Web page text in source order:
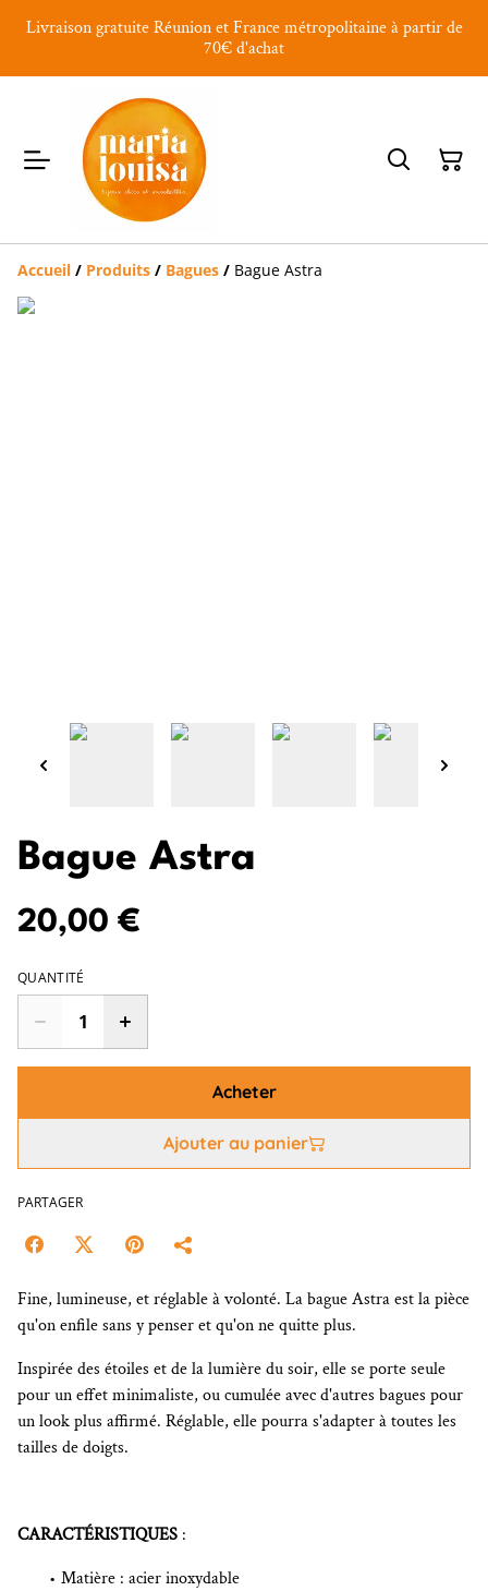
Livraison gratuite Réunion et France métropolitaine à partir de
70€ d'achat
Accueil / Produits / Bagues / Bague Astra
Bague Astra
20,00 €
QUANTITÉ
Acheter
Ajouter au panier
PARTAGER
Fine, lumineuse, et réglable à volonté. La bague Astra est la pièce
qu'on enfile sans y penser et qu'on ne quitte plus.
Inspirée des étoiles et de la lumière du soir, elle se porte seule
pour un effet minimaliste, ou cumulée avec d'autres bagues pour
un look plus affirmé. Réglable, elle pourra s'adapter à toutes les
tailles de doigts.
CARACTÉRISTIQUES :
Matière : acier inoxydable